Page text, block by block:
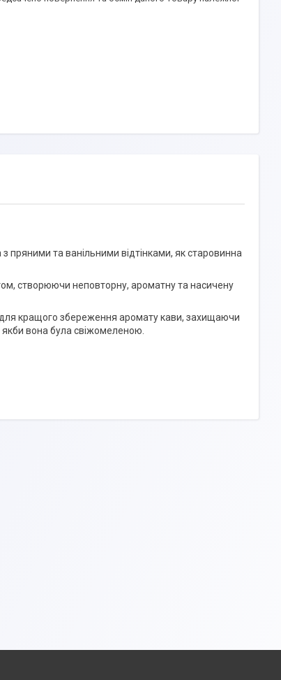
пряними та ванільними відтінками, як старовинна
створюючи неповторну, ароматну та насичену
кращого збереження аромату кави, захищаючи
якби вона була свіжомеленою.